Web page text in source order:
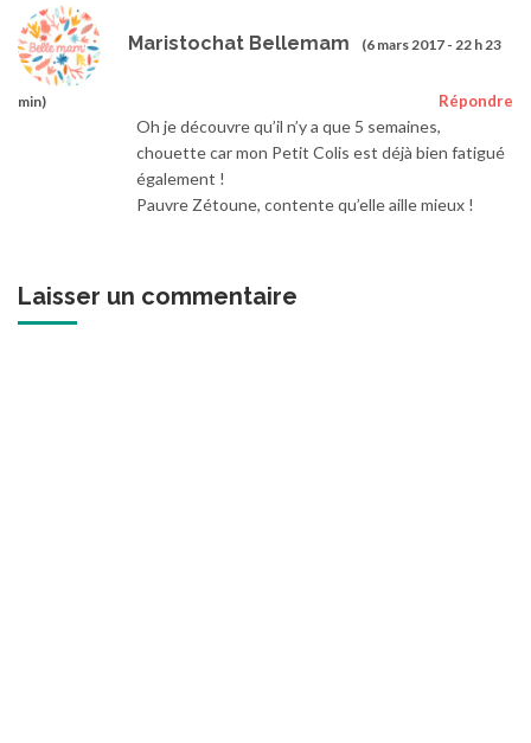
Maristochat Bellemam (6 mars 2017 - 22 h 23
min) Répondre
Oh je découvre qu’il n’y a que 5 semaines,
chouette car mon Petit Colis est déjà bien fatigué
également !
Pauvre Zétoune, contente qu’elle aille mieux !
Laisser un commentaire